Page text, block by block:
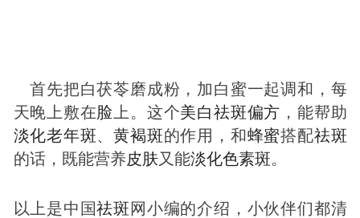
首先把白茯苓磨成粉，加白蜜一起调和，每
天晚上敷在脸 上。这个美白祛斑偏方 ，能帮助
淡化老年斑、黄褐斑的作用，和蜂蜜搭配祛斑
的话，既能营养皮肤又能淡化色素斑。
以上是中国祛斑 网小编的介绍，小伙伴们都清